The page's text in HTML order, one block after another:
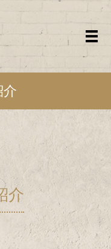
メ
介
介